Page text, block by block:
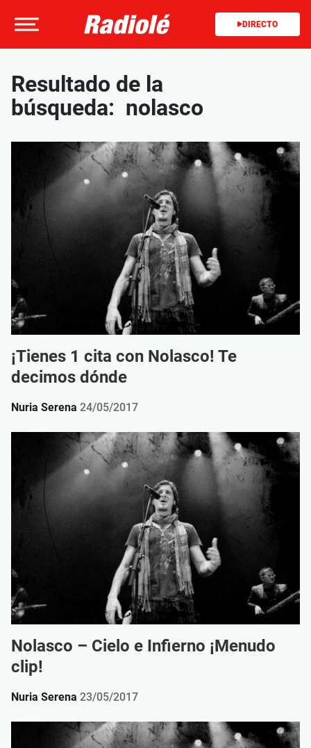
DIRECTO
Resultado de la
búsqueda: nolasco
¡Tienes 1 cita con Nolasco! Te
decimos dónde
Nuria Serena 24/05/2017
Nolasco – Cielo e Infierno ¡Menudo
clip!
Nuria Serena 23/05/2017